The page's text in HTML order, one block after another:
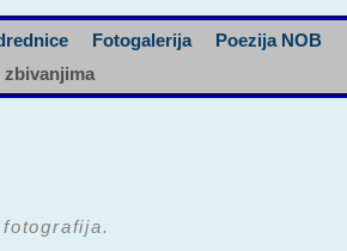
Fotogalerija Poezija NOB
zbivanjima
fotografija.